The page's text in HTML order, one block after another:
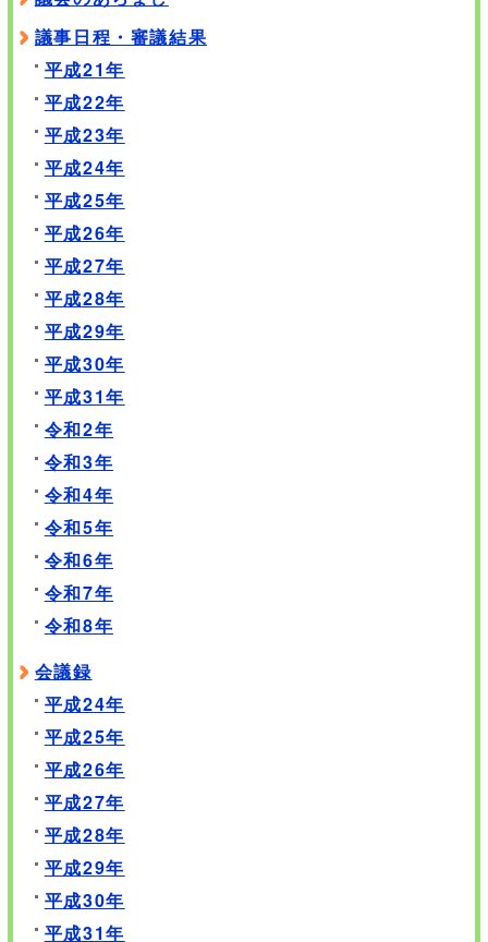
議事日程・審議結果
平成21年
平成22年
平成23年
平成24年
平成25年
平成26年
平成27年
平成28年
平成29年
平成30年
平成31年
令和2年
令和3年
令和4年
令和5年
令和6年
令和7年
令和8年
会議録
平成24年
平成25年
平成26年
平成27年
平成28年
平成29年
平成30年
平成31年